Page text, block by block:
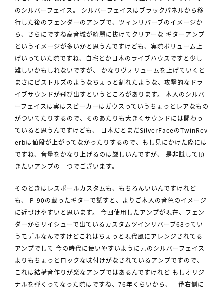
のシルバーフェイス。 シルバーフェイスはブラックパネルから移
行した後のフェンダーのアンプで、ツィンリバーブのイメージか
ら、さらにですね高音域が綺麗に抜けてクリアーな ギターアンプ
というイメージが多いかと思うんですけども、実際ボリューム上
げいっていた際ですね、自宅とか日本のライブハウスですと少し
難しいかもしれないですが、 かなりヴォリュームを上げていくと
まさにピストルズのようなちょっと割れたような、攻撃的なドラ
イブサウンドが飛び出すというところがあります。 本人のシルバ
ーフェイスは実はスピーカーはガウスっていうちょっとレアなもの
がついてたりするので、そのあたりも大きくサウンドには関わっ
ていると思うんですけども、 日本だとまだSilverFaceのTwinRev
erbは値段が上がってなかったりするので、もし見にかけた際には
ですね、音量をかなり上げるのは厳しいんですが、 是非試して頂
きたいアンプの一つでございます。
そのときはレスポールカスタムも、もちろんいいんですけれど
も、 P-90の載ったギターで試すと、よりご本人の音色のイメージ
に近づけやすいと思います。 今回使用したアンプが現在、フェン
ダーからリイシューで出ているカスタムツインリバーブ68ってい
うモデルなんですけどこれはちょっと現代風にアレンジされてる
アンプでして 今の時代に使いやすいように元のシルバーフェイス
よりもちょっとロックな味付けがなされているアンプですので、
これは結構音作りが楽なアンプではあるんですけれど もしオリジ
ナルを弾くってなった際はですね、76年くらいから、一番右側に